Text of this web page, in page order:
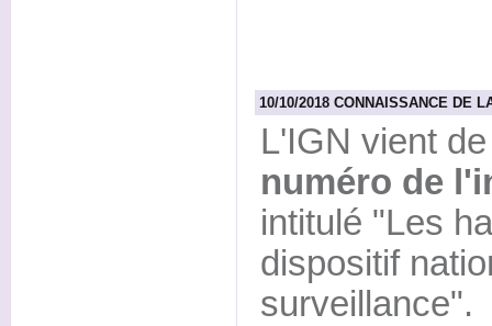
10/10/2018 CONNAISSANCE DE
L'IGN vient
numéro de
intitulé "Les
dispositif
surveillance".